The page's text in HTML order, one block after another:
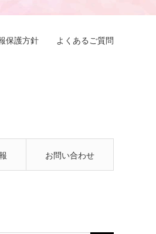
お問い合わせ
保護方針 よくあるご質問